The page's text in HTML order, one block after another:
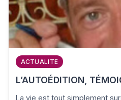
ACTUALITE
L’AUTOÉDITION,
La vie est tout simplement